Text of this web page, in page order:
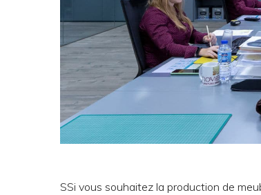
SSi vous souhaitez la production de